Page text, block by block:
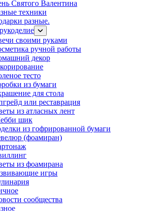
Святого Валентина
техники
разные.
своими руками
ручной работы
декор
тесто
из бумаги
для стола
или реставрация
из атласных лент
шик
из гофрированной бумаги
(фоамиран)
из фоамирана
игры
сообщества